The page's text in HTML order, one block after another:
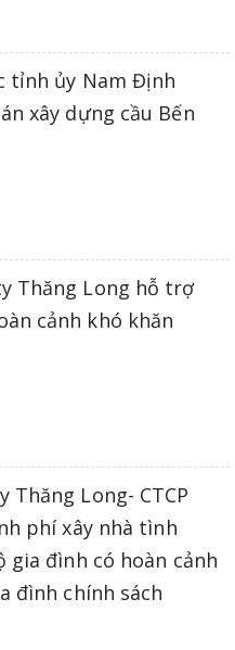
tỉnh ủy Nam Định
xây dựng cầu Bến
Thăng Long hỗ trợ
cảnh khó khăn
Thăng Long- CTCP
phí xây nhà tình
gia đình có hoàn cảnh
đình chính sách